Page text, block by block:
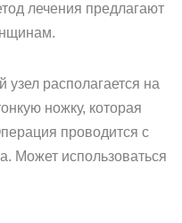
лечения предлагают
располагается на
ножку, которая
проводится с
Может использоваться